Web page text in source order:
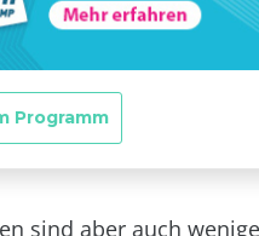
sind aber auch